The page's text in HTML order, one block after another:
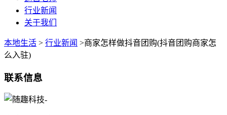
行业新闻
关于我们
本地生活 > 行业新闻 >商家怎样做抖音团购(抖音团购商家怎
么入驻)
联系信息